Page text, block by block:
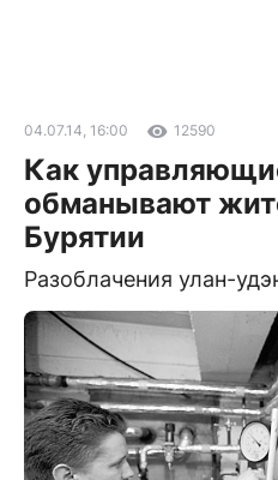
04.07.14, 16:00 12590
Как
обманывают
Бурятии
Разоблачения улан-